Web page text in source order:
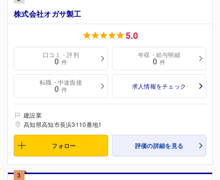
株式会社オガサ製工
5.0
口コミ・評判
0 件
年収・給与明細
0 件
転職・中途面接
0 件 求人情報をチェック
建設業
高知県高知市長浜3110番地1
フォロー 評価の詳細を見る
3